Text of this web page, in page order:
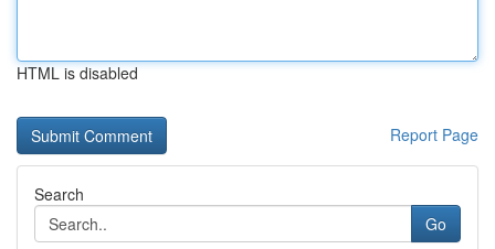
HTML is disabled
Report Page
Search
Go